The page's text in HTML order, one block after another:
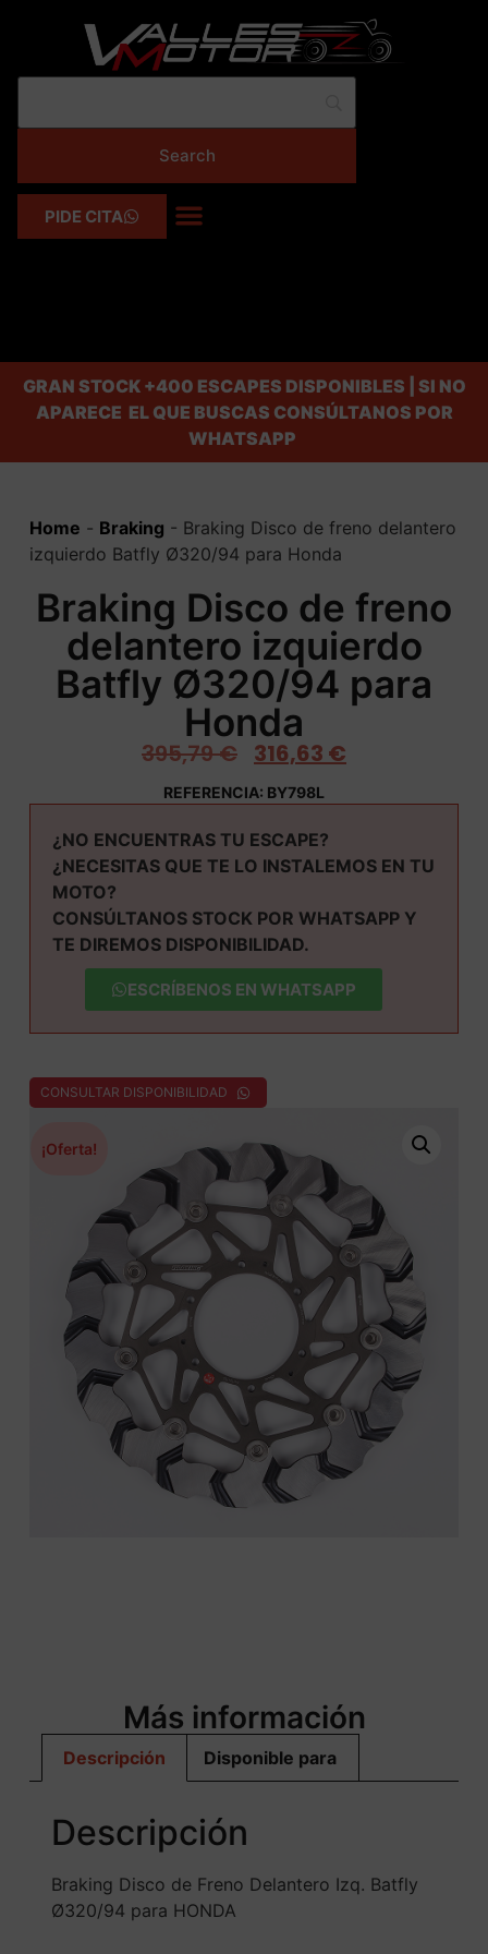
PIDE CITA
GRAN STOCK+400 ESCAPES DISPONIBLES | SI NO
APARECE EL QUE BUSCAS CONSÚLTANOS POR
WHATSAPP
Home - Braking - Braking Disco de freno delantero
izquierdo Batfly Ø320/94 para Honda
Braking Disco de freno
delantero izquierdo
Batfly Ø320/94 para
Honda
395,79€ 316,63 €
REFERENCIA: BY798L
¿NO ENCUENTRAS TU ESCAPE?
¿NECESITAS QUE TE LO INSTALEMOS EN TU
MOTO?
CONSÚLTANOS STOCK POR WHATSAPP Y
TE DIREMOS DISPONIBILIDAD.
ESCRÍBENOS EN WHATSAPP
CONSULTAR DISPONIBILIDAD
¡Oferta!
Más información
Descripción Disponible para
Descripción
Braking Disco de Freno Delantero Izq. Batfly
Ø320/94 para HONDA